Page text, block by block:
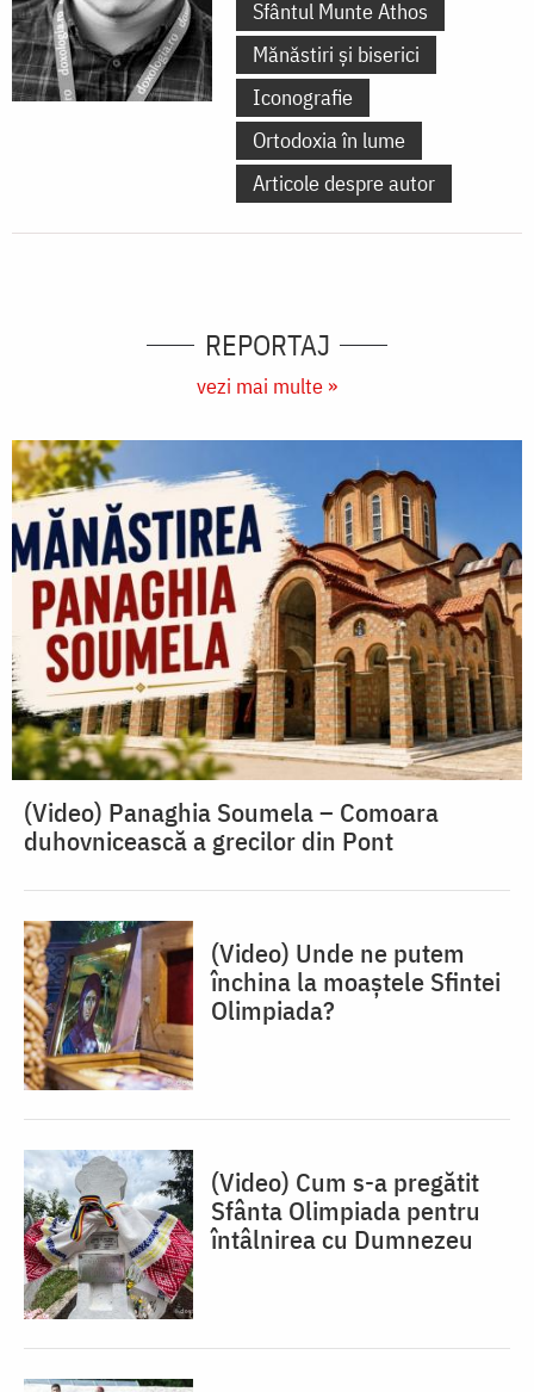
Sfântul Munte Athos
Mănăstiri și biserici
Iconografie
Ortodoxia în lume
Articole despre autor
REPORTAJ
vezi mai multe »
(Video) Panaghia Soumela – Comoara
duhovnicească a grecilor din Pont
(Video) Unde ne putem
închina la moaștele Sfintei
Olimpiada?
(Video) Cum s-a pregătit
Sfânta Olimpiada pentru
întâlnirea cu Dumnezeu